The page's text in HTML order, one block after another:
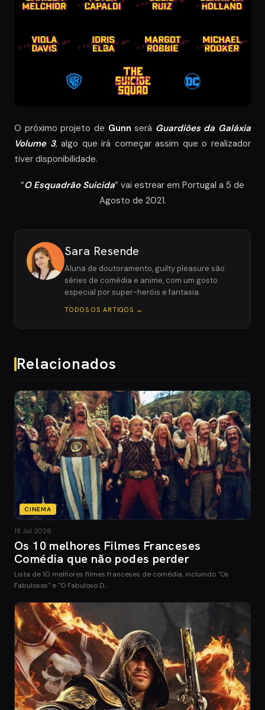
O próximo projeto de Gunn será Guardiões da Galáxia
Volume 3, algo que irá começar assim que o realizador
tiver disponibilidade.
“O Esquadrão Suicida” vai estrear em Portugal a 5 de
Agosto de 2021.
Sara Resende
Aluna de doutoramento, guilty pleasure são
séries de comédia e anime, com um gosto
especial por super-heróis e fantasia.
TODOS OS ARTIGOS →
Relacionados
CINEMA
18 Jul 2026
Os 10 melhores Filmes Franceses
Comédia que não podes perder
Lista de 10 melhores filmes franceses de comédia, incluindo "Os
Fabulosos" e "O Fabuloso D…